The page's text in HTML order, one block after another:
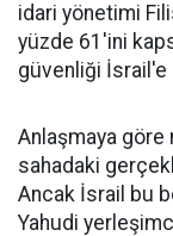
idari yönetimi
yüzde 61'ini
güvenliği İsrail'e
Anlaşmaya göre
sahadaki
Ancak İsrail bu
Yahudi